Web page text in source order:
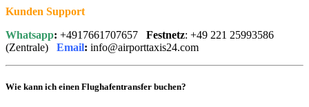
Kunden Support
Whatsapp: +4917661707657 Festnetz: +49 221 25993586
(Zentrale) Email: info@airporttaxis24.com
Wie kann ich einen Flughafentransfer buchen?